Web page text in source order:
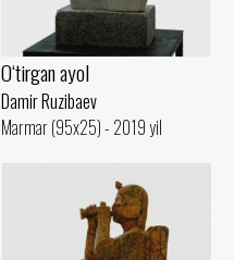
O‘tirgan ayol
Damir Ruzibaev
Marmar (95x25) - 2019 yil